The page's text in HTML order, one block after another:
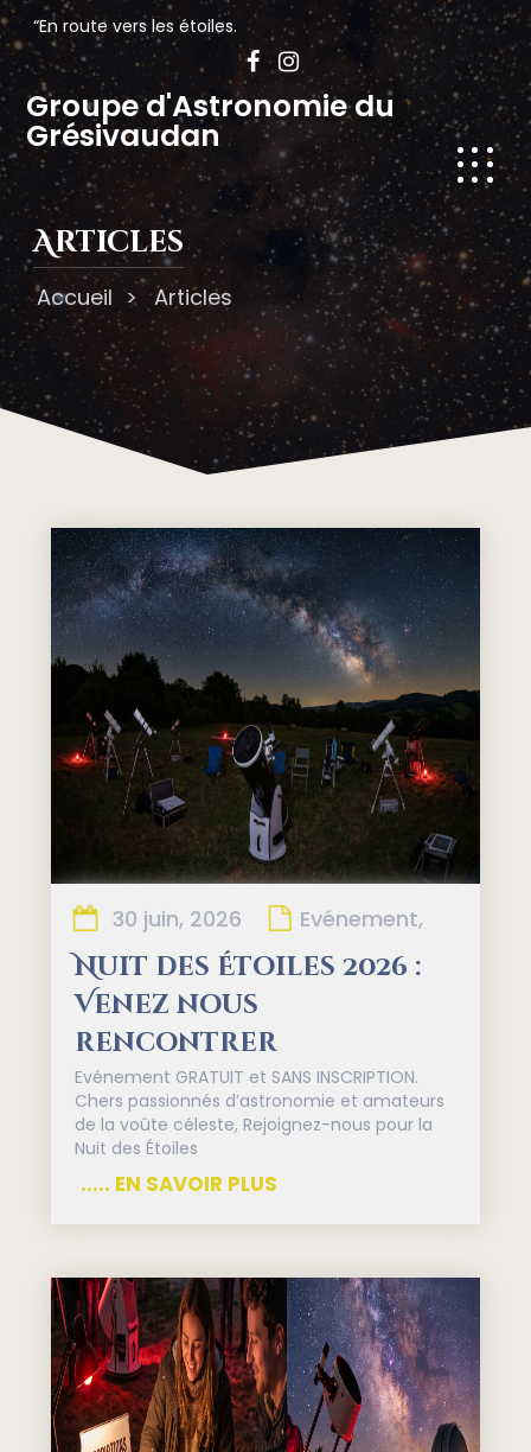
“En route vers les étoiles.
Groupe d'Astronomie du
Grésivaudan
Articles
Accueil > Articles
30 juin, 2026 Evénement,
Nuit des Étoiles 2026 :
Venez nous
rencontrer
Evénement GRATUIT et SANS INSCRIPTION.
Chers passionnés d’astronomie et amateurs
de la voûte céleste, Rejoignez-nous pour la
Nuit des Étoiles
..... EN SAVOIR PLUS